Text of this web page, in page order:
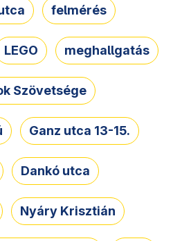
felmérés
LEGO meghallgatás
Szövetsége
Ganz utca 13-15.
Dankó utca
Nyáry Krisztián